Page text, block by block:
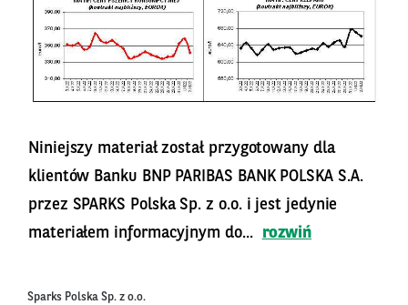
Niniejszy materiał został przygotowany dla
klientów Banku BNP PARIBAS BANK POLSKA S.A.
przez SPARKS Polska Sp. z o.o. i jest jedynie
materiałem informacyjnym do...
rozwiń
Sparks Polska Sp. z o.o.